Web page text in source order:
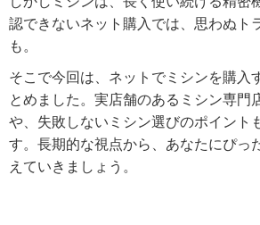
認できないネット購入では、思わぬト
も。
そこで今回は、ネットでミシンを購入
とめました。実店舗のあるミシン専門
や、失敗しないミシン選びのポイント
す。長期的な視点から、あなたにぴっ
えていきましょう。